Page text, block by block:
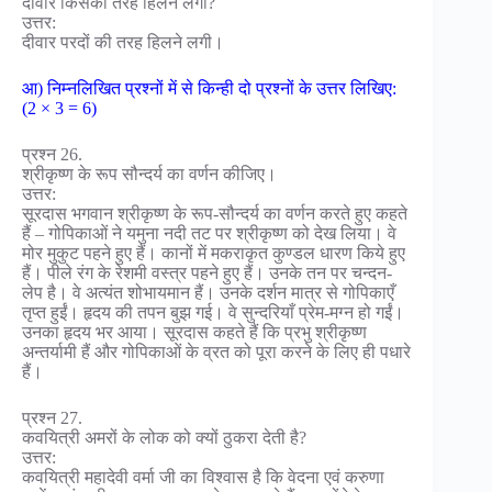
उत्तर:
दीवार परदों की तरह हिलने लगी।
आ) निम्नलिखित प्रश्नों में से किन्ही दो प्रश्नों के उत्तर लिखिए:
(2 × 3 = 6)
प्रश्न 26.
श्रीकृष्ण के रूप सौन्दर्य का वर्णन कीजिए।
उत्तर:
सूरदास भगवान श्रीकृष्ण के रूप-सौन्दर्य का वर्णन करते हुए कहते
हैं – गोपिकाओं ने यमुना नदी तट पर श्रीकृष्ण को देख लिया। वे
मोर मुकुट पहने हुए हैं। कानों में मकराकृत कुण्डल धारण किये हुए
हैं। पीले रंग के रेशमी वस्त्र पहने हुए हैं। उनके तन पर चन्दन-
लेप है। वे अत्यंत शोभायमान हैं। उनके दर्शन मात्र से गोपिकाएँ
तृप्त हुईं। हृदय की तपन बुझ गई। वे सुन्दरियाँ प्रेम-मग्न हो गईं।
उनका हृदय भर आया। सूरदास कहते हैं कि प्रभु श्रीकृष्ण
अन्तर्यामी हैं और गोपिकाओं के व्रत को पूरा करने के लिए ही पधारे
हैं।
प्रश्न 27.
कवयित्री अमरों के लोक को क्यों ठुकरा देती है?
उत्तर:
कवयित्री महादेवी वर्मा जी का विश्वास है कि वेदना एवं करुणा